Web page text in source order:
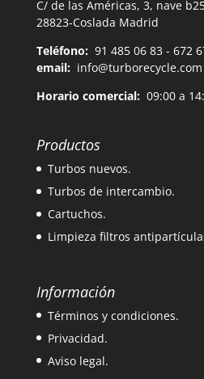
C/ de las Américas, 3, nave
28823-Coslada Madrid
Teléfono: 91 485 06 83 - 672
email: info@turborecycle.com
Horario comercial:09:00 a
Productos
Turbos nuevos.
Turbos de intercambio.
Cartuchos.
Limpieza filtros
Información
Términos y condiciones.
Privacidad.
Aviso legal.